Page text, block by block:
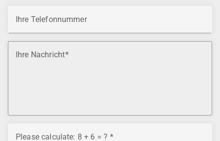
Ihre Telefonnummer
Ihre Nachricht
Please calculate: 8 + 6 = ?